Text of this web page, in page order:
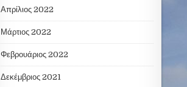
Απρίλιος 2022
Μάρτιος 2022
Φεβρουάριος 2022
Δεκέμβριος 2021